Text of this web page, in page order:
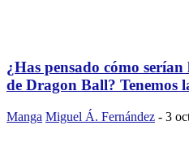
¿Has pensado cómo
de Dragon Ball? Tenemos
Manga Miguel Á. Fernández - 3